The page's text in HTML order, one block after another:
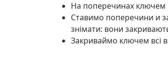
На поперечинах ключем
Ставимо поперечини и
знімати: вони
Закриваймо ключем всі